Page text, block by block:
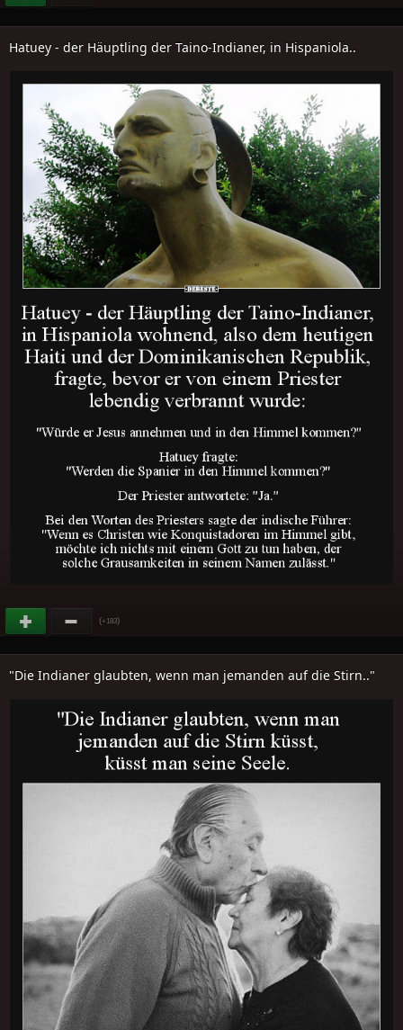
Hatuey - der Häuptling der Taino-Indianer, in Hispaniola..
(+183)
"Die Indianer glaubten, wenn man jemanden auf die Stirn.."